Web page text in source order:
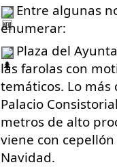
Entre algunas
enumerar:
Plaza del
las farolas con
temáticos. Lo
Palacio
metros de alto
viene con
Navidad.